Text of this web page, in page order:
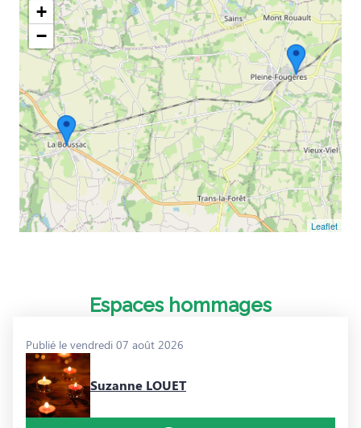
+
−
Leaflet
Espaces hommages
Publié le vendredi 07 août 2026
Suzanne LOUET